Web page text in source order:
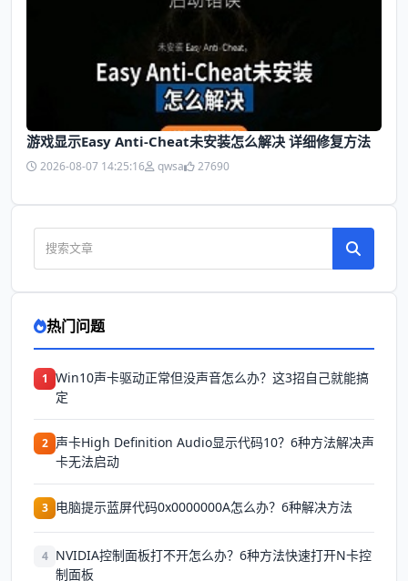
游戏显示Easy Anti-Cheat未安装怎么解决 详细修复方法
2026-08-07 14:25:16 qwsa 27690
热门问题
1 Win10声卡驱动正常但没声音怎么办？这3招自己就能搞
定
2 声卡High Definition Audio显示代码10？6种方法解决声
卡无法启动
3 电脑提示蓝屏代码0x0000000A怎么办？6种解决方法
4 NVIDIA控制面板打不开怎么办？6种方法快速打开N卡控
制面板